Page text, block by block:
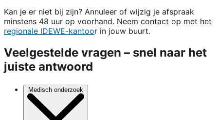
Kan je er niet bij zijn? Annuleer of wijzig je afspraak
minstens 48 uur op voorhand. Neem contact op met het
regionale IDEWE-kantoor in jouw buurt.
Veelgestelde vragen – snel naar het
juiste antwoord
Medisch onderzoek